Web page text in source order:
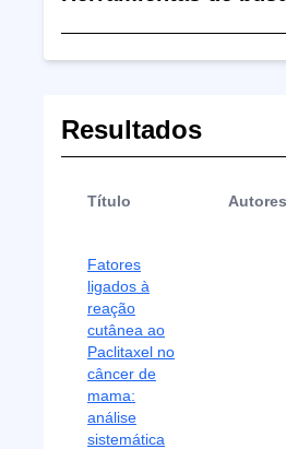
Resultados
Título Autores
Fatores
ligados à
reação
cutânea ao
Paclitaxel no
câncer de
mama:
análise
sistemática